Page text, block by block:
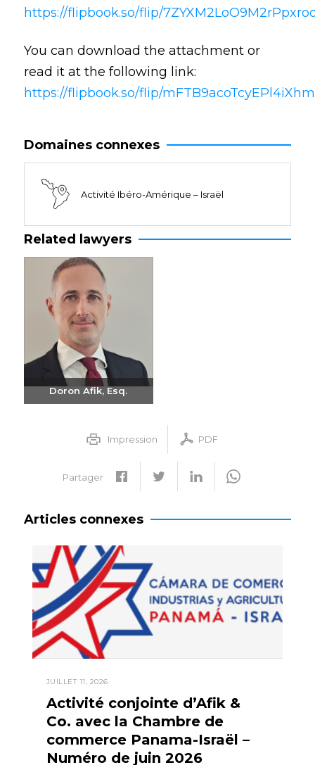
https://flipbook.so/flip/
You can download the attachment or
read it at the following link:
https://flipbook.so/flip/
Domaines connexes
Activité Ibéro-Amérique – Israël
Related lawyers
Doron Afik, Esq.
+972-3-6093609Impression PDF
Partager
Articles connexes
JUILLET 11, 2026
Activité conjointe d’Afik &
Co. avec la Chambre de
commerce Panama-Israël –
Numéro de juin 2026